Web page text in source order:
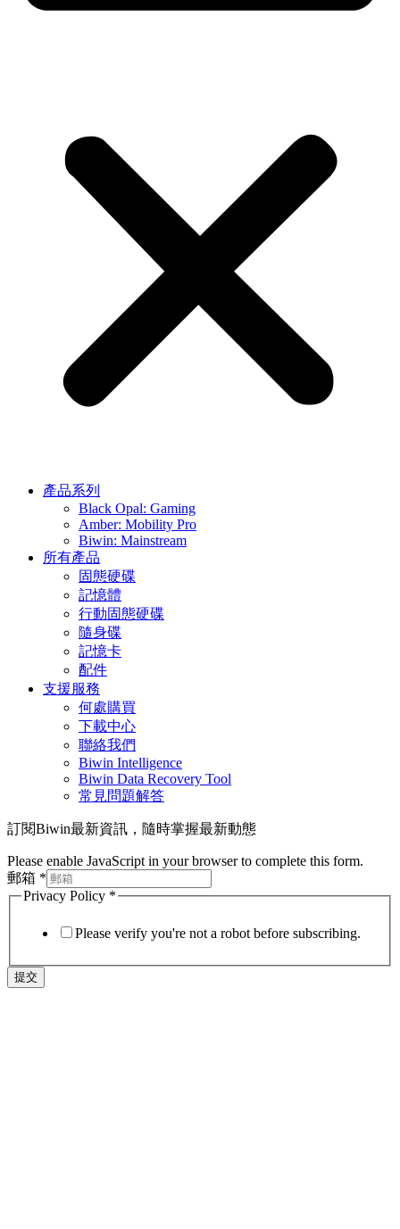
產品系列
Black Opal: Gaming
Amber: Mobility Pro
Biwin: Mainstream
所有產品
固態硬碟
記憶體
行動固態硬碟
隨身碟
記憶卡
配件
支援服務
何處購買
下載中心
聯絡我們
Biwin Intelligence
Biwin Data Recovery Tool
常見問題解答
訂閱Biwin最新資訊，隨時掌握最新動態
Please enable JavaScript in your browser to complete this form.
郵箱 *
Privacy Policy *
Please verify you're not a robot before subscribing.
提交